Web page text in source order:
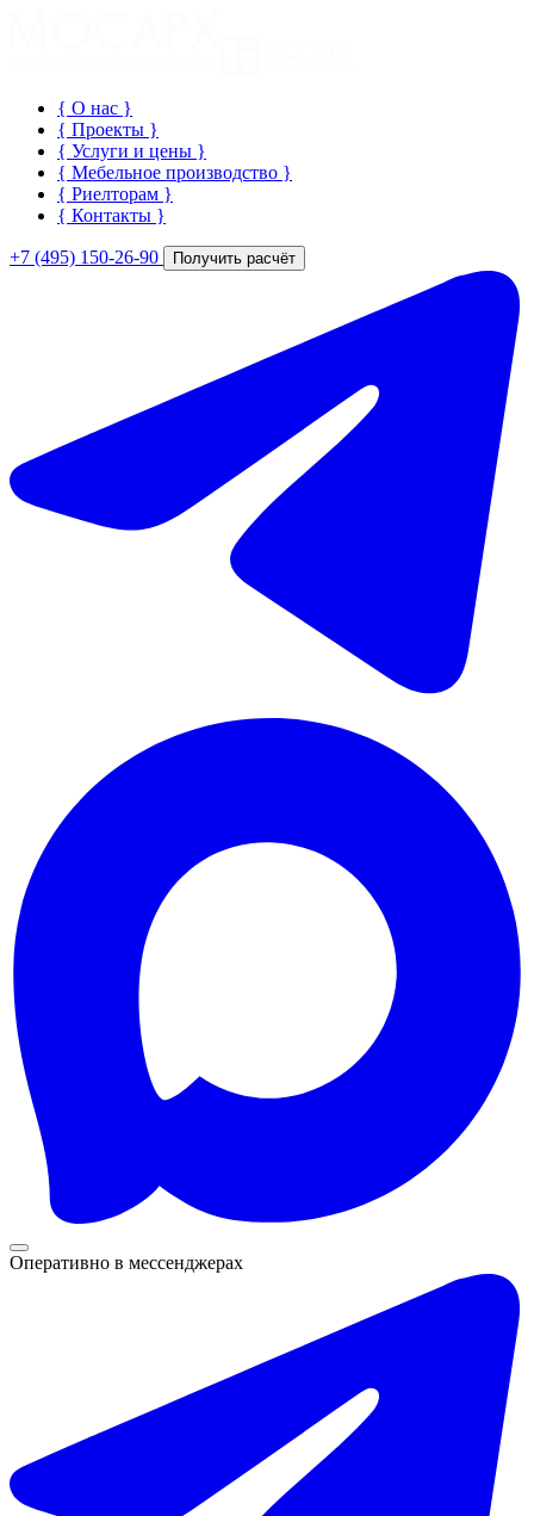
{ О нас }
{ Проекты }
{ Услуги и цены }
{ Мебельное производство }
{ Риелторам }
{ Контакты }
+7 (495) 150-26-90 Получить расчёт
Оперативно в мессенджерах